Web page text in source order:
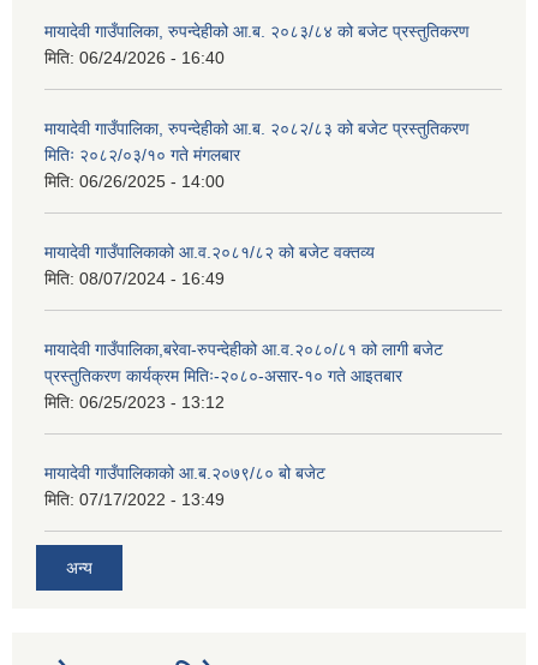
मायादेवी गाउँपालिका, रुपन्देहीको आ.ब. २०८३/८४ को बजेट प्रस्तुतिकरण
मिति: 06/24/2026 - 16:40
मायादेवी गाउँपालिका, रुपन्देहीको आ.ब. २०८२/८३ को बजेट प्रस्तुतिकरण
मितिः २०८२/०३/१० गते मंगलबार
मिति: 06/26/2025 - 14:00
मायादेवी गाउँपालिकाको आ.व.२०८१/८२ को बजेट वक्तव्य
मिति: 08/07/2024 - 16:49
मायादेवी गाउँपालिका,बरेवा-रुपन्देहीको आ.व.२०८०/८१ को लागी बजेट
प्रस्तुतिकरण कार्यक्रम मितिः-२०८०-असार-१० गते आइतबार
मिति: 06/25/2023 - 13:12
मायादेवी गाउँपालिकाको आ.ब.२०७९/८० बो बजेट
मिति: 07/17/2022 - 13:49
अन्य